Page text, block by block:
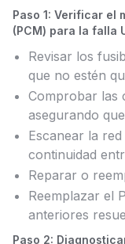
Paso 1: Verificar el
(PCM) para la falla
Revisar los
que no estén
Comprobar las
asegurando
Escanear la
continuidad
Reparar o
Reemplazar el
anteriores
Paso 2: